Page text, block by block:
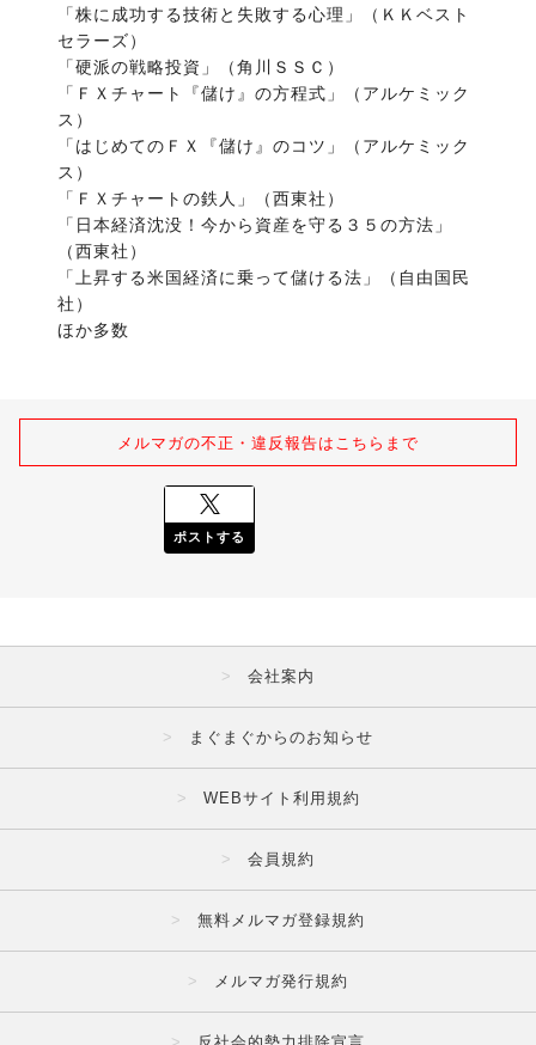
「株に成功する技術と失敗する心理」（ＫＫベスト
セラーズ）
「硬派の戦略投資」（角川ＳＳＣ）
「ＦＸチャート『儲け』の方程式」（アルケミック
ス）
「はじめてのＦＸ『儲け』のコツ」（アルケミック
ス）
「ＦＸチャートの鉄人」（西東社）
「日本経済沈没！今から資産を守る３５の方法」
（西東社）
「上昇する米国経済に乗って儲ける法」（自由国民
社）
ほか多数
メルマガの不正・違反報告はこちらまで
ポストする
会社案内
まぐまぐからのお知らせ
WEBサイト利用規約
会員規約
無料メルマガ登録規約
メルマガ発行規約